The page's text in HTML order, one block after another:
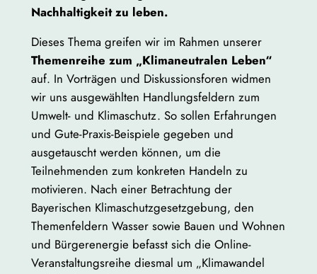
Nachhaltigkeit zu leben.
Dieses Thema greifen wir im Rahmen unserer
Themenreihe zum „Klimaneutralen Leben“
auf. In Vorträgen und Diskussionsforen widmen
wir uns ausgewählten Handlungsfeldern zum
Umwelt- und Klimaschutz. So sollen Erfahrungen
und Gute-Praxis-Beispiele gegeben und
ausgetauscht werden können, um die
Teilnehmenden zum konkreten Handeln zu
motivieren. Nach einer Betrachtung der
Bayerischen Klimaschutzgesetzgebung, den
Themenfeldern Wasser sowie Bauen und Wohnen
und Bürgerenergie befasst sich die Online-
Veranstaltungsreihe diesmal um „Klimawandel